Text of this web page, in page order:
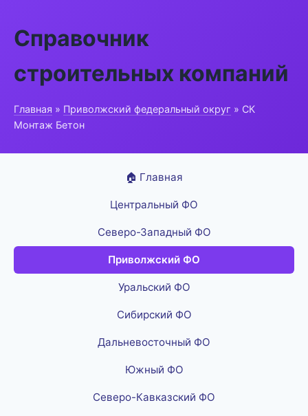
Справочник
строительных компаний
Главная » Приволжский федеральный округ » СК
Монтаж Бетон
🏠 Главная
Центральный ФО
Северо-Западный ФО
Приволжский ФО
Уральский ФО
Сибирский ФО
Дальневосточный ФО
Южный ФО
Северо-Кавказский ФО